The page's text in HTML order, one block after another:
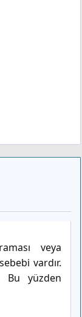
veya
vardır.
Bu yüzden